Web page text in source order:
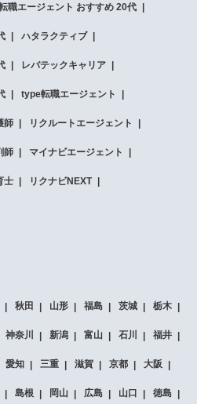
職エージェント おすすめ 20代
ハタラクティブ
レバテックキャリア
type転職エージェント
師 リクルートエージェント
師 マイナビエージェント
士 リクナビNEXT
秋田 山形 福島 茨城 栃木
神奈川 新潟 富山 石川 福井
愛知 三重 滋賀 京都 大阪
島根 岡山 広島 山口 徳島